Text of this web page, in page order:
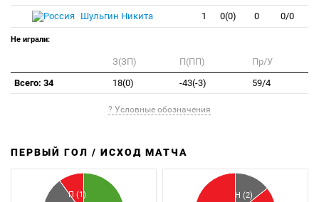
Шульгин Никита 1 0(0) 0 0/0
Не играли:
З(ЗП) П(ПП)
Пр/У
Всего: 34
18(0) -43(-3) 59/4
? Условные обозначения
ПЕРВЫЙ ГОЛ / ИСХОД МАТЧА
П (1) Н (2)